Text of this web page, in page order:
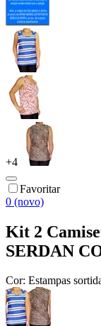
+4
Favoritar
0 (novo)
Kit 2
SERDAN
Cor: Estampas